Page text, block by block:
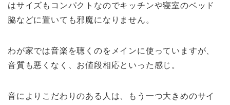
はサイズもコンパクトなのでキッチンや寝室のベッド
脇などに置いても邪魔になりません。
わが家では音楽を聴くのをメインに使っていますが、
音質も悪くなく、お値段相応といった感じ。
音によりこだわりのある人は、もう一つ大きめのサイ